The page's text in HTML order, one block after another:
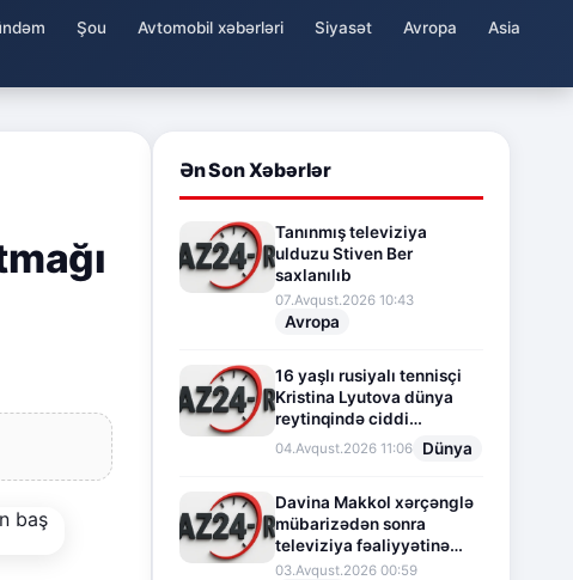
Şou Avtomobil xəbərləri Siyasət Avropa
Asia
Ən Son Xəbərlər
Tanınmış televiziya
ulduzu Stiven Ber
saxlanılıb
07.Avqust.2026 10:43
Avropa
16 yaşlı rusiyalı tennisçi
Kristina Lyutova dünya
reytinqində ciddi
irəliləyişə imza atdı
04.Avqust.2026 11:06 Dünya
Davina Makkol xərçənglə
mübarizədən sonra
televiziya fəaliyyətinə
fasilə verir
03.Avqust.2026 00:59